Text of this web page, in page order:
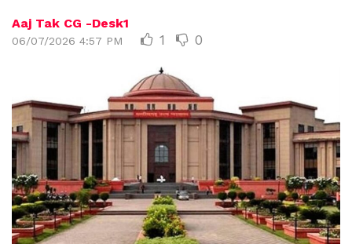
Aaj Tak CG -Desk1
06/07/2026 4:57 PM 1 0